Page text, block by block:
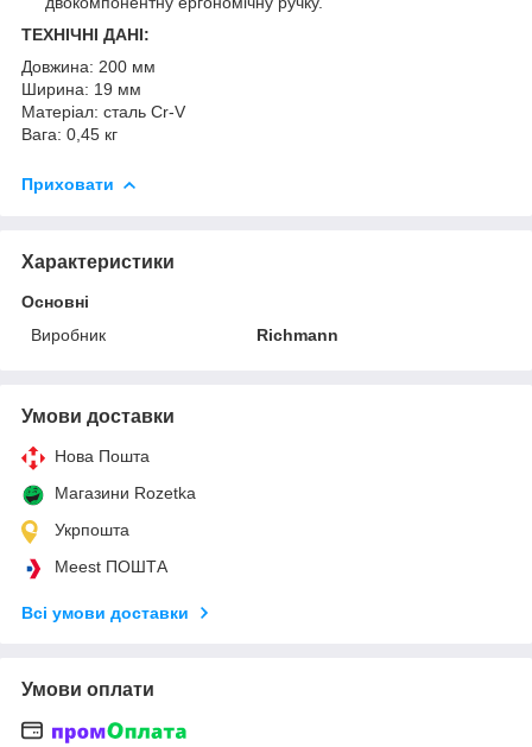
ТЕХНІЧНІ ДАНІ:
Довжина: 200 мм
Ширина: 19 мм
Матеріал: сталь Cr-V
Вага: 0,45 кг
Приховати
Характеристики
Основні
Виробник
Richmann
Умови доставки
Нова Пошта
Магазини Rozetka
Укрпошта
Meest ПОШТА
Всі умови доставки
Умови оплати